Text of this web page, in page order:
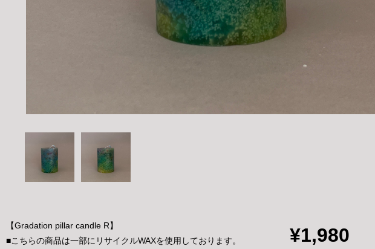
【Gradation pillar candle R】
■こちらの商品は一部にリサイクルWAXを使用しております。
¥1,980